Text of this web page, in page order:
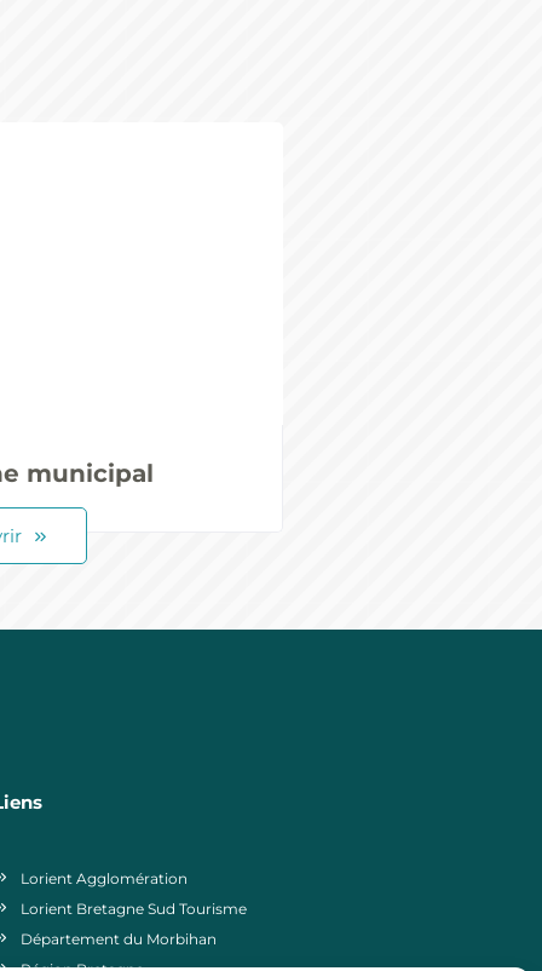
municipal
Lorient Agglomération
Lorient Bretagne Sud Tourisme
Département du Morbihan